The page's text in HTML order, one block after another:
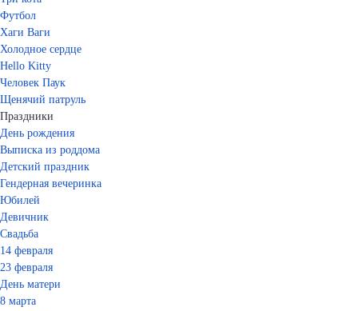
Футбол
Хаги Ваги
Холодное сердце
Hello Kitty
Человек Паук
Щенячий патруль
Праздники
День рождения
Выписка из роддома
Детский праздник
Гендерная вечеринка
Юбилей
Девичник
Свадьба
14 февраля
23 февраля
День матери
8 марта